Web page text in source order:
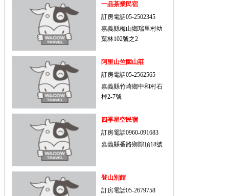
一品茶業民宿
訂房電話05-2502345
嘉義縣梅山鄉瑞里村幼
葉林102號之2
阿里山竺園山莊
訂房電話05-2562565
嘉義縣竹崎鄉中和村石
棹2-7號
四季星空民宿
訂房電話0960-091683
嘉義縣番路鄉隙頂18號
登山別館
訂房電話05-2679758